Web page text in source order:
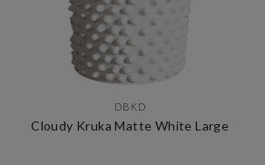
DBKD
Cloudy Kruka Matte White Large